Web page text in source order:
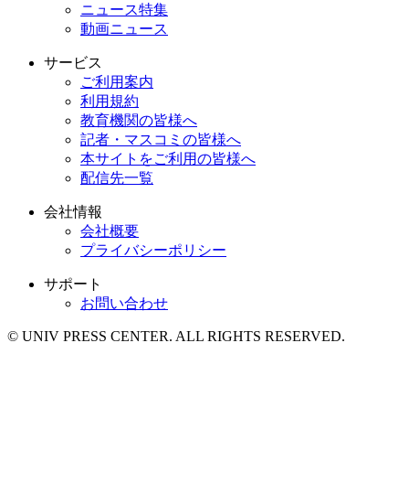
ニュース特集
動画ニュース
サービス
ご利用案内
利用規約
教育機関の皆様へ
記者・マスコミの皆様へ
本サイトをご利用の皆様へ
配信先一覧
会社情報
会社概要
プライバシーポリシー
サポート
お問い合わせ
© UNIV PRESS CENTER. ALL RIGHTS RESERVED.